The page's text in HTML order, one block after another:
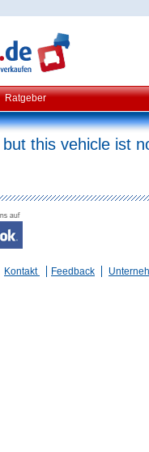
Ratgeber
this vehicle ist
Kontakt
Feedback